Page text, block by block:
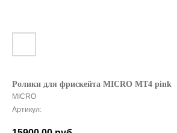
Ролики для фрискейта MICRO MT4 pink
MICRO
Артикул: